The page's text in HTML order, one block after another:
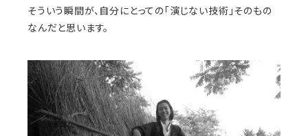
そういう瞬間が、自分にとっての「演じない技術」そのもの
なんだと思います。